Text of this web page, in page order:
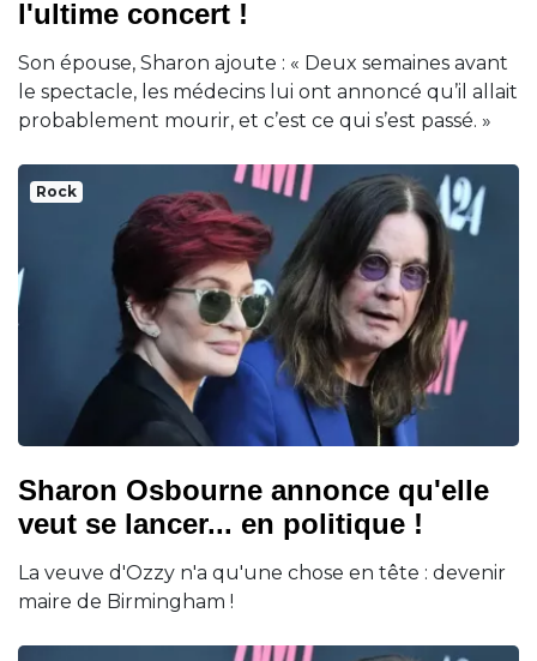
l'ultime concert !
Son épouse, Sharon ajoute : « Deux semaines avant
le spectacle, les médecins lui ont annoncé qu’il allait
probablement mourir, et c’est ce qui s’est passé. »
Rock
Sharon Osbourne annonce qu'elle
veut se lancer... en politique !
La veuve d'Ozzy n'a qu'une chose en tête : devenir
maire de Birmingham !